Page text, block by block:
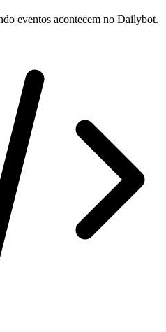
eventos acontecem no Dailybot.